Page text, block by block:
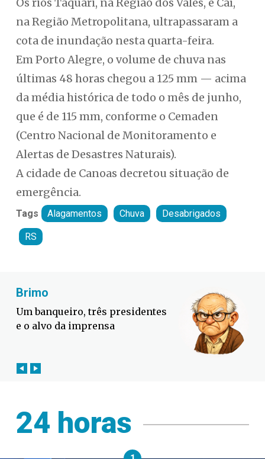
na Região Metropolitana, ultrapassaram a
cota de inundação nesta quarta-feira.
Em Porto Alegre, o volume de chuva nas
últimas 48 horas chegou a 125 mm — acima
da média histórica de todo o mês de junho,
que é de 115 mm, conforme o Cemaden
(Centro Nacional de Monitoramento e
Alertas de Desastres Naturais).
A cidade de Canoas decretou situação de
emergência.
Tags Alagamentos Chuva Desabrigados
RS
Fabiano Bordignon
Defesa Civil lança campanha
contra o El Niño em SC
24 horas